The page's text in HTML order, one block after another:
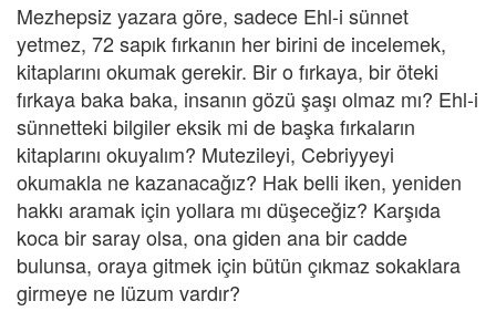
Mezhepsiz yazara göre, sadece Ehl-i sünnet
yetmez, 72 sapık fırkanın her birini de incelemek,
kitaplarını okumak gerekir. Bir o fırkaya, bir öteki
fırkaya baka baka, insanın gözü şaşı olmaz mı? Ehl-i
sünnetteki bilgiler eksik mi de başka fırkaların
kitaplarını okuyalım? Mutezileyi, Cebriyyeyi
okumakla ne kazanacağız? Hak belli iken, yeniden
hakkı aramak için yollara mı düşeceğiz? Karşıda
koca bir saray olsa, ona giden ana bir cadde
bulunsa, oraya gitmek için bütün çıkmaz sokaklara
girmeye ne lüzum vardır?